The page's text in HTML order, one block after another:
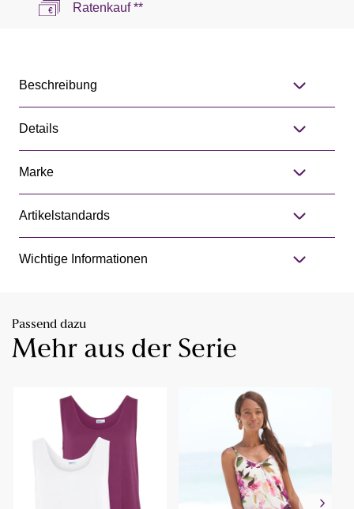
Ratenkauf **
Beschreibung
Details
Marke
Artikelstandards
Wichtige Informationen
Passend dazu
Mehr aus der Serie